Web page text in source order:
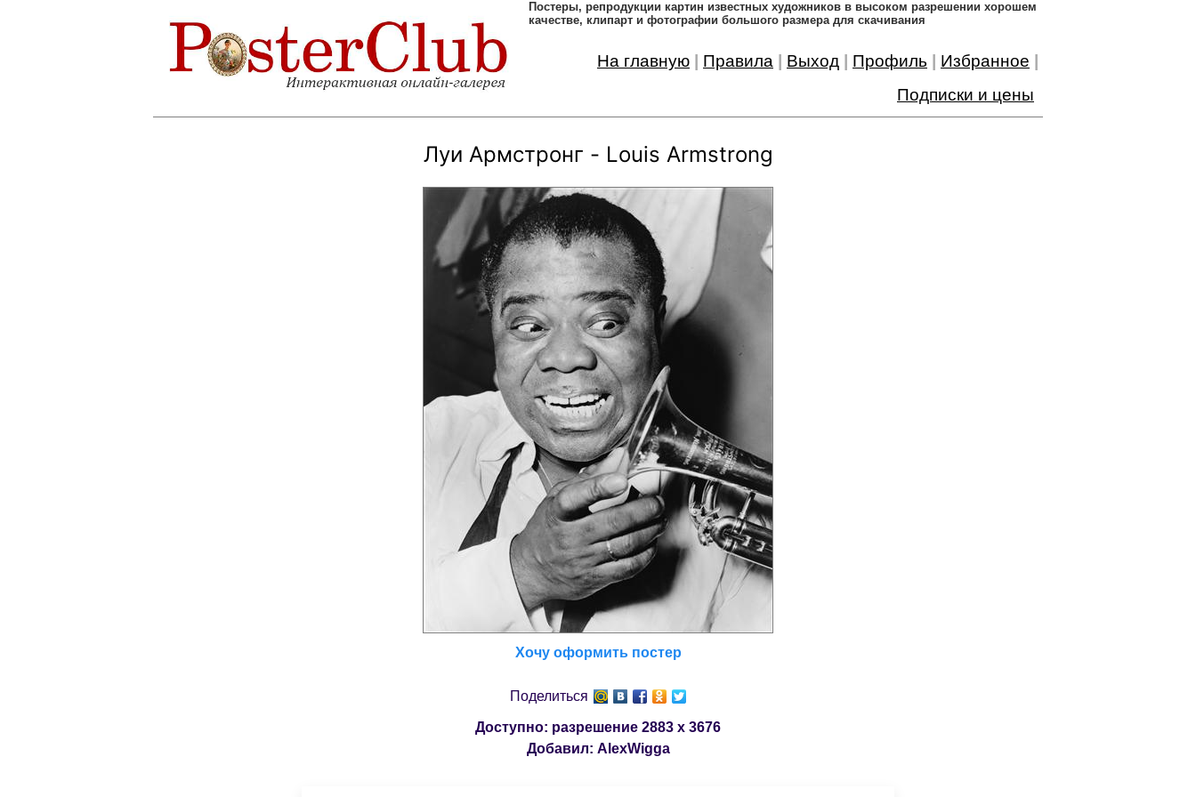
Постеры, pепродукции картин известных художников в высоком разрешении хорошем
качестве, клипарт и фотографии большого размера для скачивания
На главную Правила Выход Профиль Избранное
Подписки и цены
Луи Армстронг - Louis Armstrong
Хочу оформить постер
Поделиться
Доступно: разрешение 2883 x 3676
Добавил: AlexWigga